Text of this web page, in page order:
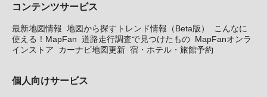
コンテンツサービス
最新地図情報 地図から探すトレンド情報（Beta版）
こんなに
使える！MapFan 道路走行調査で見つけたもの MapFanオンラ
インストア
カーナビ地図更新 宿・ホテル・旅館予約
個人向けサービス